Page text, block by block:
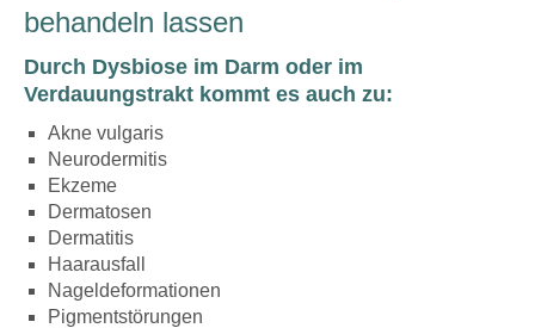
behandeln lassen
Durch Dysbiose im Darm oder im
Verdauungstrakt kommt es auch zu:
Akne vulgaris
Neurodermitis
Ekzeme
Dermatosen
Dermatitis
Haarausfall
Nageldeformationen
Pigmentstörungen